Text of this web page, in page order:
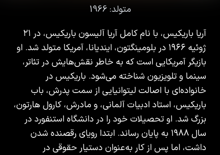
متولد:1966
آریا باریکیس، با نام کامل آریا آلیسون باریکیس، در ۲۱
ژوئیه ۱۹۶۶ در بلومینگتون، ایندیانا، آمریکا متولد شد. او
بازیگر آمریکایی است که به خاطر نقش‌هایش در تئاتر،
سینما و تلویزیون شناخته می‌شود. باریکیس در
خانواده‌ای با اصالت لیتوانیایی از سمت پدرش، باب
باریکیس، استاد ادبیات آلمانی، و مادرش، کارول هارتون،
بزرگ شد. او تحصیلات خود را در دانشگاه استنفورد در
سال ۱۹۸۸ به پایان رساند. ابتدا رویای رقصنده شدن
داشت، اما پس از کار به‌عنوان دستیار حقوقی در